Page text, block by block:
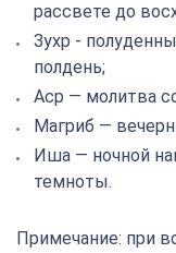
рассвете до
Зухр -
полдень;
Аср — молитва
Магриб —
Иша — ночной
темноты.
Примечание: при